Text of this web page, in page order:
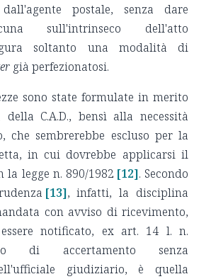
postale, senza dare
sull'intrinseco dell'atto
soltanto una modalità di
già perfezionatosi.
sono state formulate in merito
C.A.D., bensì alla necessità
che sembrerebbe escluso per la
in cui dovrebbe applicarsi il
la legge n. 890/1982 [12]. Secondo
[13], infatti, la disciplina
con avviso di ricevimento,
notificato, ex art. 14 l. n.
di accertamento senza
giudiziario, è quella